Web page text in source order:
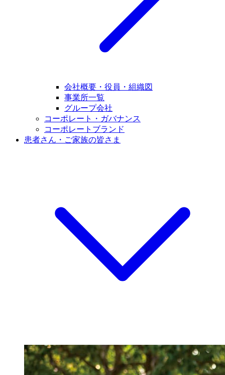
会社概要・役員・組織図
事業所一覧
グループ会社
コーポレート・ガバナンス
コーポレートブランド
患者さん・ご家族の皆さま